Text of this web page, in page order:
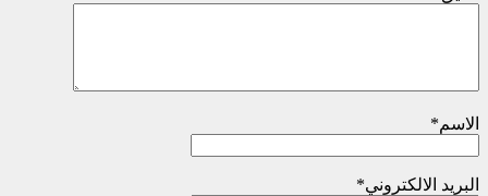
الاسم*
البريد الالكتروني*